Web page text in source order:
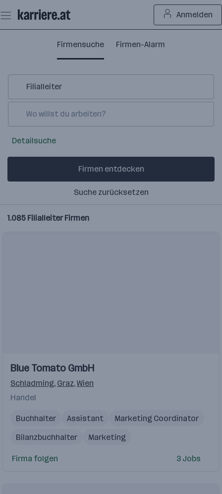
Seiteninhalt
springen
Anmelden
Firmensuche Firmen-Alarm
1.085 FilialleiterFirmen
Einblicke
Blue Tomato GmbH
Schladming, Graz,Wien
Handel
Buchhalter Assistant
Marketing Coordinator
Bilanzbuchhalter
Marketing
Firma folgen 3 Jobs
Detailsuche
Firmen entdecken
Suche zurücksetzen